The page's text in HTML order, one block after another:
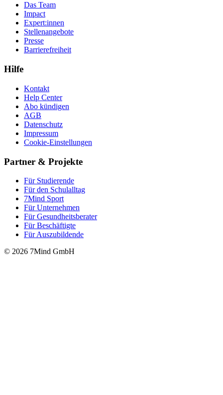
Das Team
Impact
Expert:innen
Stellenangebote
Presse
Barrierefreiheit
Hilfe
Kontakt
Help Center
Abo kündigen
AGB
Datenschutz
Impressum
Cookie-Einstellungen
Partner & Projekte
Für Stu­die­rende
Für den Schulalltag
7Mind Sport
Für Unter­neh­men
Für Gesund­heits­be­ra­ter
Für Beschäftigte
Für Auszubildende
© 2026 7Mind GmbH